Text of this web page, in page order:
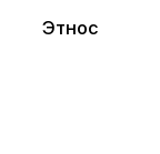
Этнос